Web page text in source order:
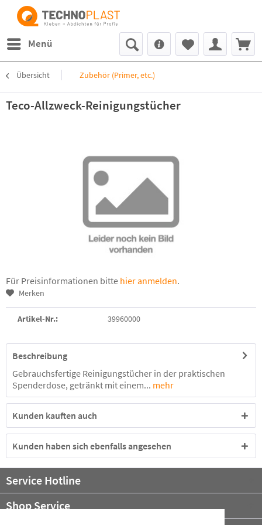
Menü
Übersicht Zubehör (Primer, etc.)
Teco-Allzweck-Reinigungstücher
Für Preisinformationen bitte hier anmelden.
Merken
Artikel-Nr.: 39960000
Beschreibung
Gebrauchsfertige Reinigungstücher in der praktischen
Spenderdose, getränkt mit einem... mehr
Kunden kauften auch
Kunden haben sich ebenfalls angesehen
Service Hotline
Shop Service